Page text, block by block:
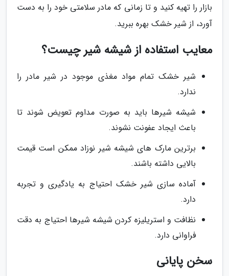
بازار را تهیه کنید و تا زمانی که مادر سلامتی خود را به دست
آورد، از شیر خشک بهره ببرید.
معایب استفاده از شیشه شیر چیست؟
شیر خشک تمام مواد مغذی موجود در شیر مادر را
ندارد.
شیشه شیرها باید به صورت مداوم تعویض شوند تا
باعث ایجاد عفونت نشوند.
برترین مارک های شیشه شیر نوزاد ممکن است قیمت
بالایی داشته باشند.
آماده سازی شیر خشک احتیاج به یادگیری و تجربه
دارد.
نظافت و استریلیزه کردن شیشه شیرها احتیاج به دقت
فراوانی دارد.
سخن پایانی